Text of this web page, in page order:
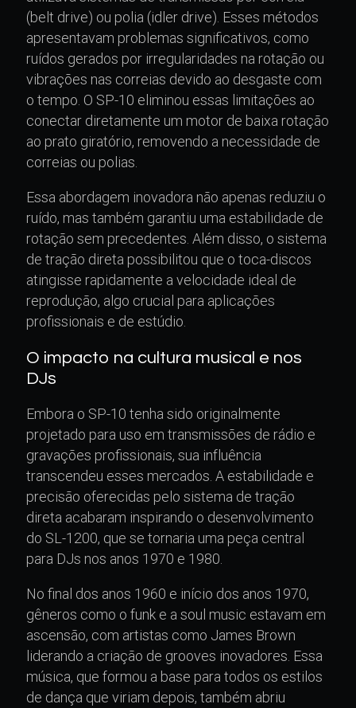
(belt drive) ou polia (idler drive). Esses métodos
apresentavam problemas significativos, como
ruídos gerados por irregularidades na rotação ou
vibrações nas correias devido ao desgaste com
o tempo. O SP-10 eliminou essas limitações ao
conectar diretamente um motor de baixa rotação
ao prato giratório, removendo a necessidade de
correias ou polias.
Essa abordagem inovadora não apenas reduziu o
ruído, mas também garantiu uma estabilidade de
rotação sem precedentes. Além disso, o sistema
de tração direta possibilitou que o toca-discos
atingisse rapidamente a velocidade ideal de
reprodução, algo crucial para aplicações
profissionais e de estúdio.
O impacto na cultura musical e nos
DJs
Embora o SP-10 tenha sido originalmente
projetado para uso em transmissões de rádio e
gravações profissionais, sua influência
transcendeu esses mercados. A estabilidade e
precisão oferecidas pelo sistema de tração
direta acabaram inspirando o desenvolvimento
do SL-1200, que se tornaria uma peça central
para DJs nos anos 1970 e 1980.
No final dos anos 1960 e início dos anos 1970,
gêneros como o funk e a soul music estavam em
ascensão, com artistas como James Brown
liderando a criação de grooves inovadores. Essa
música, que formou a base para todos os estilos
de dança que viriam depois, também abriu